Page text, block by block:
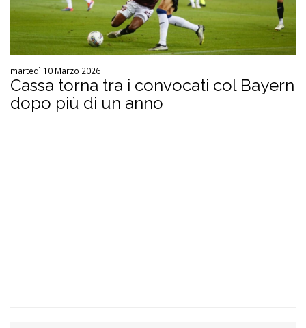
martedì 10 Marzo 2026
Cassa torna tra i convocati col Bayern
dopo più di un anno